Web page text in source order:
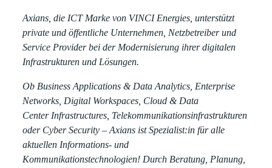
Axians, die ICT Marke von VINCI Energies, unterstützt
private und öffentliche Unternehmen, Netzbetreiber und
Service Provider bei der Modernisierung ihrer digitalen
Infrastrukturen und Lösungen.
Ob Business Applications & Data Analytics, Enterprise
Networks, Digital Workspaces, Cloud & Data
Center Infrastructures, Telekommunikationsinfrastrukturen
oder Cyber Security – Axians ist Spezialist:in für alle
aktuellen Informations- und
Kommunikationstechnologien! Durch Beratung, Planung,